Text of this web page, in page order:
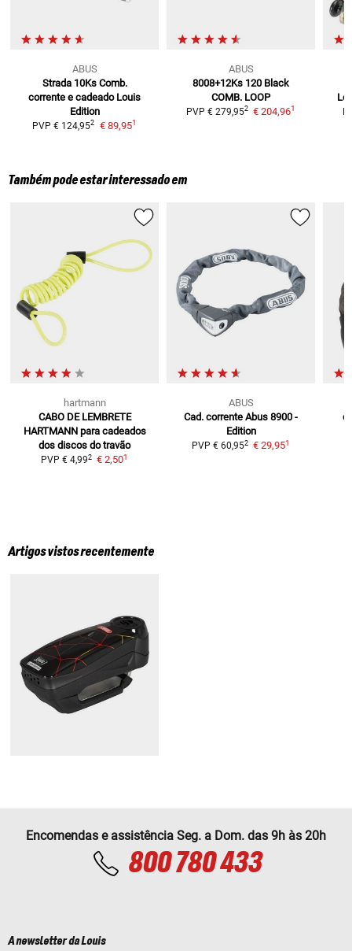
ABUS
Strada 10Ks Comb.
corrente e cadeado Louis
Edition
PVP € 124,952 € 89,951
ABUS
8008+12Ks 120 Black
COMB. LOOP
PVP € 279,952 € 204,961
Também pode estar interessado em
hartmann
CABO DE LEMBRETE
HARTMANN para cadeados
dos discos do travão
PVP € 4,992 € 2,501
ABUS
Cad. corrente Abus 8900 -
Edition
PVP € 60,952 € 29,951
Artigos vistos recentemente
Encomendas e assistência Seg. a Dom. das 9h às 20h
800 780 433
A newsletter da Louis